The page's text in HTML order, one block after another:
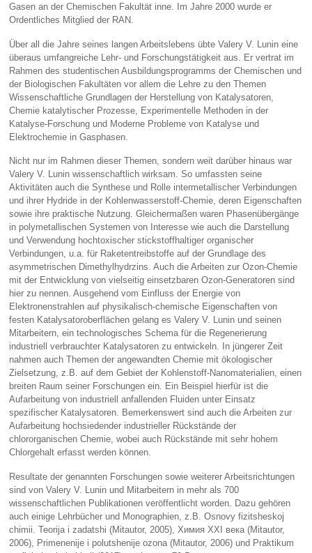
Gasen an der Chemischen Fakultät inne. Im Jahre 2000 wurde er
Ordentliches Mitglied der RAN.
Über all die Jahre seines langen Arbeitslebens übte Valery V. Lunin eine
überaus umfangreiche Lehr- und Forschungstätigkeit aus. Er vertrat im
Rahmen des studentischen Ausbildungsprogramms der Chemischen und
der Biologischen Fakultäten vor allem die Lehre zu den Themen
Wissenschaftliche Grundlagen der Herstellung von Katalysatoren,
Chemie katalytischer Prozesse, Experimentelle Methoden in der
Katalyse-Forschung und Moderne Probleme von Katalyse und
Elektrochemie in Gasphasen.
Nicht nur im Rahmen dieser Themen, sondern weit darüber hinaus war
Valery V. Lunin wissenschaftlich wirksam. So umfassten seine
Aktivitäten auch die Synthese und Rolle intermetallischer Verbindungen
und ihrer Hydride in der Kohlenwasserstoff-Chemie, deren Eigenschaften
sowie ihre praktische Nutzung. Gleichermaßen waren Phasenübergänge
in polymetallischen Systemen von Interesse wie auch die Darstellung
und Verwendung hochtoxischer stickstoffhaltiger organischer
Verbindungen, u.a. für Raketentreibstoffe auf der Grundlage des
asymmetrischen Dimethylhydrzins. Auch die Arbeiten zur Ozon-Chemie
mit der Entwicklung von vielseitig einsetzbaren Ozon-Generatoren sind
hier zu nennen. Ausgehend vom Einfluss der Energie von
Elektronenstrahlen auf physikalisch-chemische Eigenschaften von
festen Katalysatoroberflächen gelang es Valery V. Lunin und seinen
Mitarbeitern, ein technologisches Schema für die Regenerierung
industriell verbrauchter Katalysatoren zu entwickeln. In jüngerer Zeit
nahmen auch Themen der angewandten Chemie mit ökologischer
Zielsetzung, z.B. auf dem Gebiet der Kohlenstoff-Nanomaterialien, einen
breiten Raum seiner Forschungen ein. Ein Beispiel hierfür ist die
Aufarbeitung von industriell anfallenden Fluiden unter Einsatz
spezifischer Katalysatoren. Bemerkenswert sind auch die Arbeiten zur
Aufarbeitung hochsiedender industrieller Rückstände der
chlororganischen Chemie, wobei auch Rückstände mit sehr hohem
Chlorgehalt erfasst werden können.
Resultate der genannten Forschungen sowie weiterer Arbeitsrichtungen
sind von Valery V. Lunin und Mitarbeitern in mehr als 700
wissenschaftlichen Publikationen veröffentlicht worden. Dazu gehören
auch einige Lehrbücher und Monographien, z.B. Osnovy fizitsheskoj
chimii. Teorija i zadatshi (Mitautor, 2005), Химия XXI века (Mitautor,
2006), Primenenije i polutshenije ozona (Mitautor, 2006) und Praktikum